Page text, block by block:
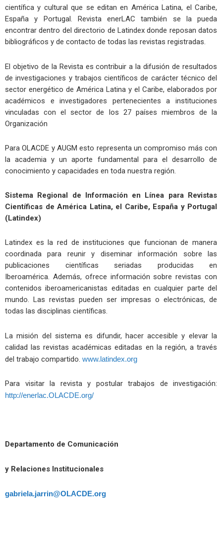
científica y cultural que se editan en América Latina, el Caribe,
España y Portugal. Revista enerLAC también se la pueda
encontrar dentro del directorio de Latindex donde reposan datos
bibliográficos y de contacto de todas las revistas registradas.
El objetivo de la Revista es contribuir a la difusión de resultados
de investigaciones y trabajos científicos de carácter técnico del
sector energético de América Latina y el Caribe, elaborados por
académicos e investigadores pertenecientes a instituciones
vinculadas con el sector de los 27 países miembros de la
Organización
Para OLACDE y AUGM esto representa un compromiso más con
la academia y un aporte fundamental para el desarrollo de
conocimiento y capacidades en toda nuestra región.
Sistema Regional de Información en Línea para Revistas
Científicas de América Latina, el Caribe, España y Portugal
(Latindex)
Latindex es la red de instituciones que funcionan de manera
coordinada para reunir y diseminar información sobre las
publicaciones científicas seriadas producidas en
Iberoamérica. Además, ofrece información sobre revistas con
contenidos iberoamericanistas editadas en cualquier parte del
mundo. Las revistas pueden ser impresas o electrónicas, de
todas las disciplinas científicas.
La misión del sistema es difundir, hacer accesible y elevar la
calidad las revistas académicas editadas en la región, a través
del trabajo compartido. www.latindex.org
Para visitar la revista y postular trabajos de investigación:
http://enerlac.OLACDE.org/
Departamento de Comunicación
y Relaciones Institucionales
gabriela.jarrin@OLACDE.org